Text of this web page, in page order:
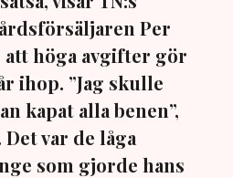
Per
att höga avgifter gör
ihop. ”Jag skulle
kapat alla benen”,
var de låga
som gjorde hans